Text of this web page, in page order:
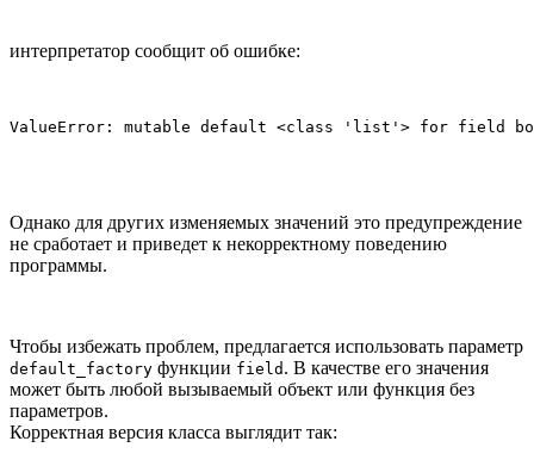
интерпретатор сообщит об ошибке:
ValueError: mutable default <class 'list'> for field
Однако для других изменяемых значений это предупреждение
не сработает и приведет к некорректному поведению
программы.
Чтобы избежать проблем, предлагается использовать параметр
default_factory функции field . В качестве его значения
может быть любой вызываемый объект или функция без
параметров.
Корректная версия класса выглядит так: